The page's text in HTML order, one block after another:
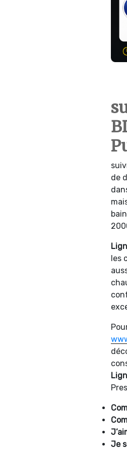
de
les
Je